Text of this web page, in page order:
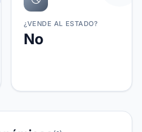
¿VENDE AL ESTADO?
No